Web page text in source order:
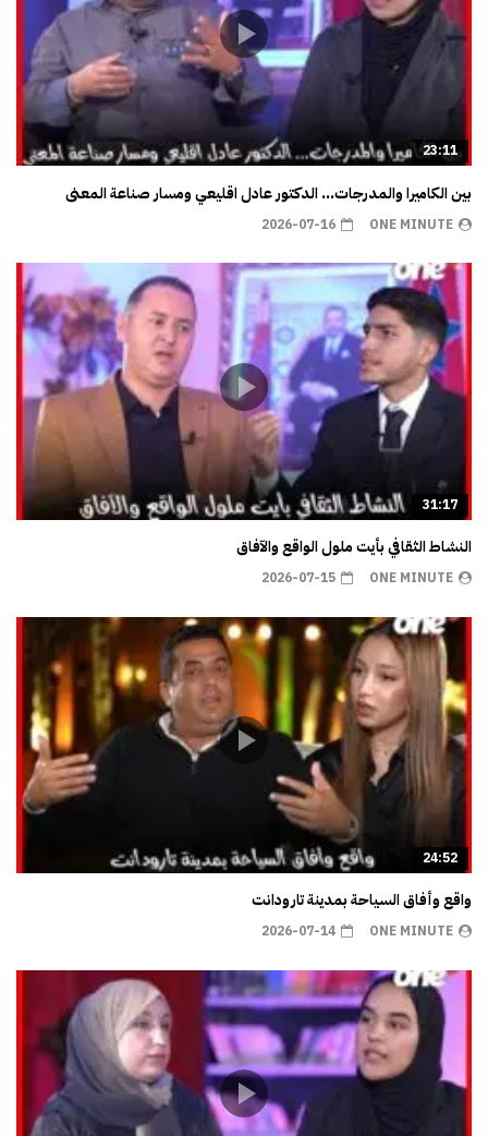
23:11
بين الكاميرا والمدرجات… الدكتور عادل اقليعي ومسار صناعة المعنى
ONE MINUTE
2026-07-16
31:17
النشاط الثقافي بأيت ملول الواقع والآفاق
ONE MINUTE
2026-07-15
24:52
واقع وأفاق السياحة بمدينة تارودانت
ONE MINUTE
2026-07-14